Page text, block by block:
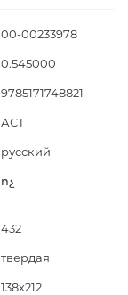
00-00233978
0.545000
9785171748821
АСТ
русский
ոչ
432
твердая
138х212